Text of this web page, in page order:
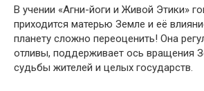
В учении «Агни-йоги и Живой Этики»
приходится матерью Земле и её
планету сложно переоценить! Она
отливы, поддерживает ось вращения
судьбы жителей и целых государств.